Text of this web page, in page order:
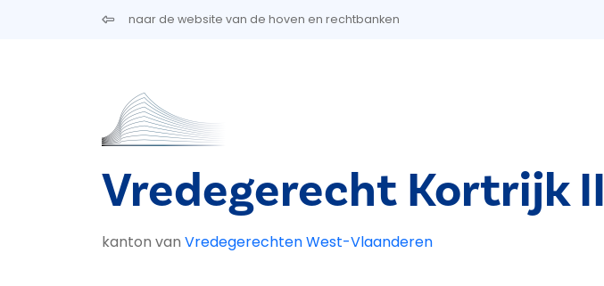
Overslaan en naar de inhoud gaannaar de website van de hoven en rechtbanken
Vredegerecht Kortrijk II
kanton van Vredegerechten West-Vlaanderen